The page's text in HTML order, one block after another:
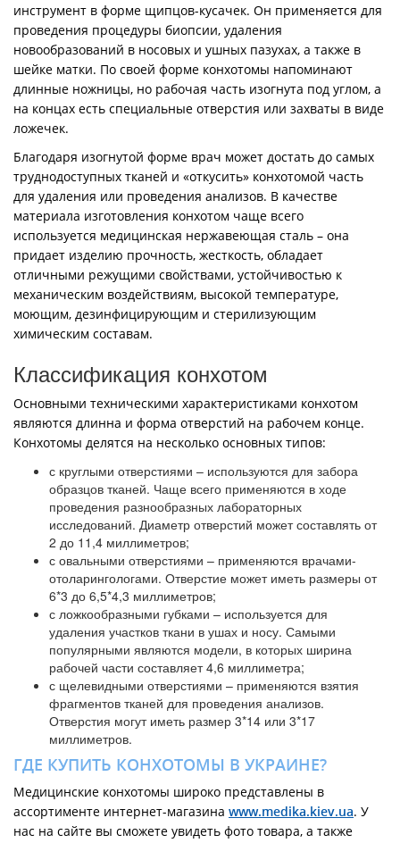
инструмент в форме щипцов-кусачек. Он применяется для
проведения процедуры биопсии, удаления
новообразований в носовых и ушных пазухах, а также в
шейке матки. По своей форме конхотомы напоминают
длинные ножницы, но рабочая часть изогнута под углом, а
на концах есть специальные отверстия или захваты в виде
ложечек.
Благодаря изогнутой форме врач может достать до самых
труднодоступных тканей и «откусить» конхотомой часть
для удаления или проведения анализов. В качестве
материала изготовления конхотом чаще всего
используется медицинская нержавеющая сталь – она
придает изделию прочность, жесткость, обладает
отличными режущими свойствами, устойчивостью к
механическим воздействиям, высокой температуре,
моющим, дезинфицирующим и стерилизующим
химическим составам.
Классификация конхотом
Основными техническими характеристиками конхотом
являются длинна и форма отверстий на рабочем конце.
Конхотомы делятся на несколько основных типов:
с круглыми отверстиями – используются для забора
образцов тканей. Чаще всего применяются в ходе
проведения разнообразных лабораторных
исследований. Диаметр отверстий может составлять от
2 до 11,4 миллиметров;
с овальными отверстиями – применяются врачами-
отоларингологами. Отверстие может иметь размеры от
6*3 до 6,5*4,3 миллиметров;
с ложкообразными губками – используется для
удаления участков ткани в ушах и носу. Самыми
популярными являются модели, в которых ширина
рабочей части составляет 4,6 миллиметра;
с щелевидными отверстиями – применяются взятия
фрагментов тканей для проведения анализов.
Отверстия могут иметь размер 3*14 или 3*17
миллиметров.
ГДЕ КУПИТЬ КОНХОТОМЫ В УКРАИНЕ?
Медицинские конхотомы широко представлены в
ассортименте интернет-магазина www.medika.kiev.ua. У
нас на сайте вы сможете увидеть фото товара, а также